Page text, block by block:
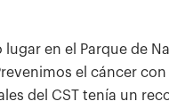
en el Parque de
el cáncer
del CST tenía un